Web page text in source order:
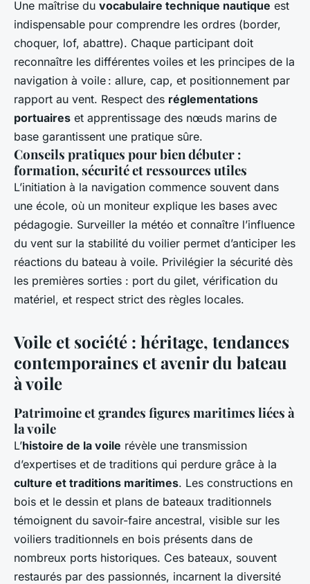
Une maîtrise du vocabulaire technique nautique est
indispensable pour comprendre les ordres (border,
choquer, lof, abattre). Chaque participant doit
reconnaître les différentes voiles et les principes de la
navigation à voile : allure, cap, et positionnement par
rapport au vent. Respect des réglementations
portuaires et apprentissage des nœuds marins de
base garantissent une pratique sûre.
Conseils pratiques pour bien débuter :
formation, sécurité et ressources utiles
L’initiation à la navigation commence souvent dans
une école, où un moniteur explique les bases avec
pédagogie. Surveiller la météo et connaître l’influence
du vent sur la stabilité du voilier permet d’anticiper les
réactions du bateau à voile. Privilégier la sécurité dès
les premières sorties : port du gilet, vérification du
matériel, et respect strict des règles locales.
Voile et société : héritage, tendances
contemporaines et avenir du bateau
à voile
Patrimoine et grandes figures maritimes liées à
la voile
L’histoire de la voile révèle une transmission
d’expertises et de traditions qui perdure grâce à la
culture et traditions maritimes. Les constructions en
bois et le dessin et plans de bateaux traditionnels
témoignent du savoir-faire ancestral, visible sur les
voiliers traditionnels en bois présents dans de
nombreux ports historiques. Ces bateaux, souvent
restaurés par des passionnés, incarnent la diversité